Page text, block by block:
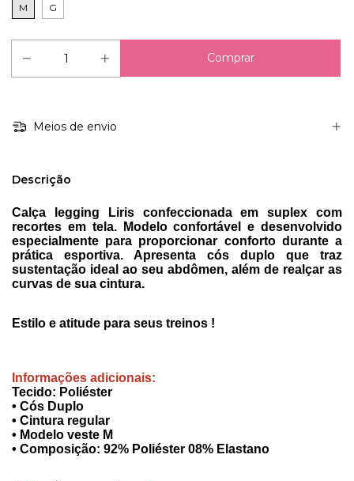
M G
Meios de envio
Descrição
Calça legging Liris confeccionada em suplex com
recortes em tela. Modelo confortável e desenvolvido
especialmente para proporcionar conforto durante a
prática esportiva. Apresenta cós duplo que traz
sustentação ideal ao seu abdômen, além de realçar as
curvas de sua cintura.
Estilo e atitude para seus treinos !
Informações adicionais:
Tecido: Poliéster
• Cós Duplo
• Cintura regular
• Modelo veste M
• Composição: 92% Poliéster 08% Elastano